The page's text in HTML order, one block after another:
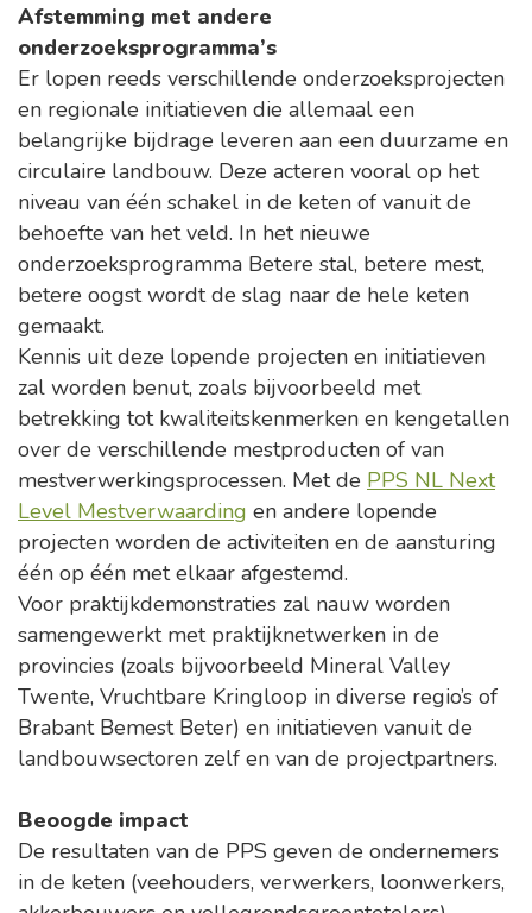
Afstemming met andere
onderzoeksprogramma’s
Er lopen reeds verschillende onderzoeksprojecten
en regionale initiatieven die allemaal een
belangrijke bijdrage leveren aan een duurzame en
circulaire landbouw. Deze acteren vooral op het
niveau van één schakel in de keten of vanuit de
behoefte van het veld. In het nieuwe
onderzoeksprogramma Betere stal, betere mest,
betere oogst wordt de slag naar de hele keten
gemaakt.
Kennis uit deze lopende projecten en initiatieven
zal worden benut, zoals bijvoorbeeld met
betrekking tot kwaliteitskenmerken en kengetallen
over de verschillende mestproducten of van
mestverwerkingsprocessen. Met de PPS NL Next
Level Mestverwaarding en andere lopende
projecten worden de activiteiten en de aansturing
één op één met elkaar afgestemd.
Voor praktijkdemonstraties zal nauw worden
samengewerkt met praktijknetwerken in de
provincies (zoals bijvoorbeeld Mineral Valley
Twente, Vruchtbare Kringloop in diverse regio’s of
Brabant Bemest Beter) en initiatieven vanuit de
landbouwsectoren zelf en van de projectpartners.
Beoogde impact
De resultaten van de PPS geven de ondernemers
in de keten (veehouders, verwerkers, loonwerkers,